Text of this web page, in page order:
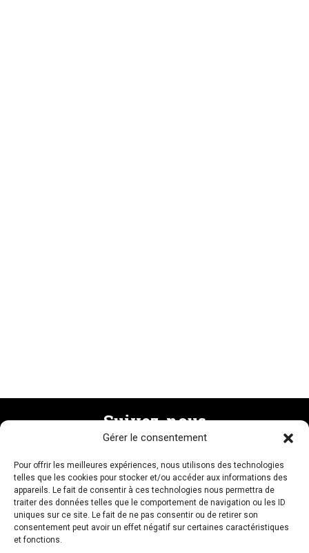
Gérer le consentement
Pour offrir les meilleures expériences, nous utilisons des technologies
telles que les cookies pour stocker et/ou accéder aux informations des
appareils. Le fait de consentir à ces technologies nous permettra de
traiter des données telles que le comportement de navigation ou les ID
uniques sur ce site. Le fait de ne pas consentir ou de retirer son
consentement peut avoir un effet négatif sur certaines caractéristiques
et fonctions.
Suivez-nous
Recevez la newsletter